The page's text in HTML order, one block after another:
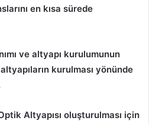
en kısa sürede
ve altyapı kurulumunun
kurulması yönünde
Altyapısı oluşturulması için